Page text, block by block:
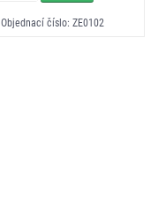
Objednací číslo: ZE0102